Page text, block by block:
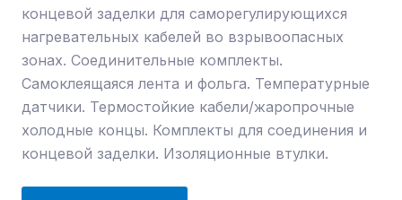
концевой заделки для саморегулирующихся
нагревательных кабелей во взрывоопасных
зонах. Соединительные комплекты.
Самоклеящаяся лента и фольга. Температурные
датчики. Термостойкие кабели/жаропрочные
холодные концы. Комплекты для соединения и
концевой заделки. Изоляционные втулки.